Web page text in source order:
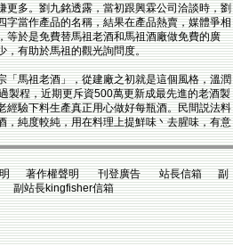
多。劉九銘透露，當初跟興霖公司洽談時，劉
字當作產品的名稱，結果在產品熱賣，媒體爭相
等於是免費替馬祖老酒和馬祖酒廠做免費的廣
，有助於馬祖的觀光詢問度。
馬祖老酒」，從建廠之初就是這個風格，溫潤
製程，近期更斥資500萬更新成最先進的老酒製
經驗下料生產真正用心做好每瓶酒。民間説法料
，純度較純，用在料理上提鮮味丶去腥味，有意
明 著作權聲明 刊登廣告 站長信箱 副
副站長kingfisher信箱